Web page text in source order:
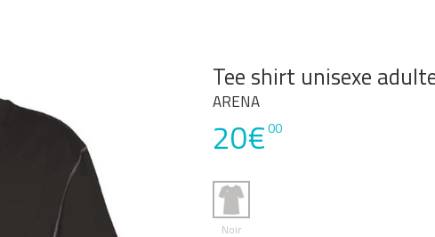
/ TONGS
/ SIFFLETS
MATERIEL PISCINE
Tee shirt unisexe
ARENA
20€00
Noir